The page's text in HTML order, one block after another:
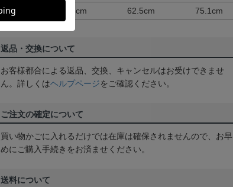
4XL
45.3cm 62.5cm 75.1cm
返品・交換について
お客様都合による返品、交換、キャンセルはお受けできませ
ん。詳しくはヘルプページをご確認ください。
ご注文の確定について
買い物かごに入れるだけでは在庫は確保されませんので、お早
めにご購入手続きをお済ませください。
送料について